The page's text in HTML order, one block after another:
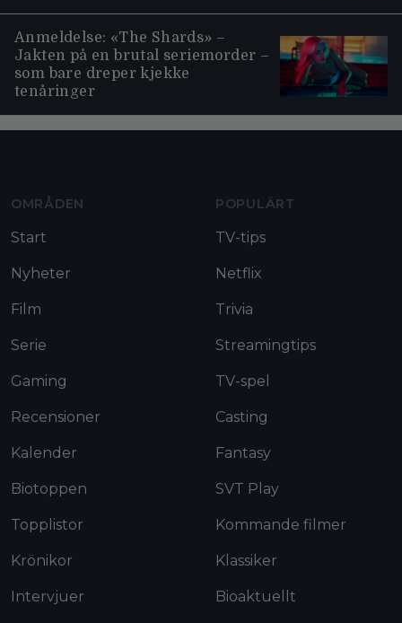
Anmeldelse: «The Shards» –
Jakten på en brutal seriemorder –
som bare dreper kjekke
tenåringer
OMRÅDEN
Start
Nyheter
Film
Serie
Gaming
Recensioner
Kalender
Biotoppen
Topplistor
Krönikor
Intervjuer
POPULÄRT
TV-tips
Netflix
Trivia
Streamingtips
TV-spel
Casting
Fantasy
SVT Play
Kommande filmer
Klassiker
Bioaktuellt